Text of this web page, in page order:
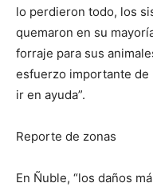
lo perdieron todo, los
quemaron en su
forraje para sus
esfuerzo importante de
ir en ayuda”.
Reporte de zonas
En Ñuble, “los daños